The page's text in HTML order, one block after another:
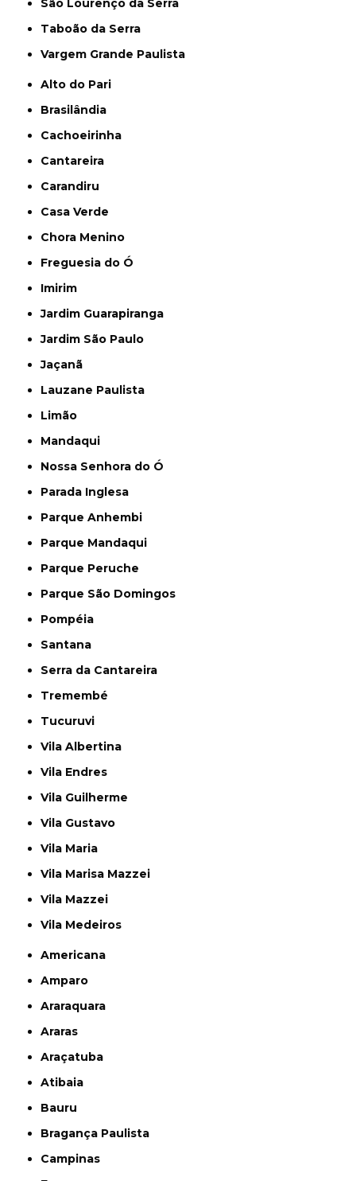
São Lourenço da Serra
Taboão da Serra
Vargem Grande Paulista
Alto do Pari
Brasilândia
Cachoeirinha
Cantareira
Carandiru
Casa Verde
Chora Menino
Freguesia do Ó
Imirim
Jardim Guarapiranga
Jardim São Paulo
Jaçanã
Lauzane Paulista
Limão
Mandaqui
Nossa Senhora do Ó
Parada Inglesa
Parque Anhembi
Parque Mandaqui
Parque Peruche
Parque São Domingos
Pompéia
Santana
Serra da Cantareira
Tremembé
Tucuruvi
Vila Albertina
Vila Endres
Vila Guilherme
Vila Gustavo
Vila Maria
Vila Marisa Mazzei
Vila Mazzei
Vila Medeiros
Americana
Amparo
Araraquara
Araras
Araçatuba
Atibaia
Bauru
Bragança Paulista
Campinas